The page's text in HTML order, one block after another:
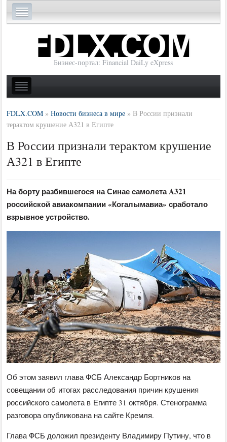
Бизнес-портал: Financial DaiLy eXpress
FDLX.COM »Новости бизнеса в мире »В России признали
терактом крушение А321 в Египте
В России признали терактом крушение
А321 в Египте
На борту разбившегося на Синае самолета A321
российской авиакомпании «Когалымавиа» сработало
взрывное устройство.
Об этом заявил глава ФСБ Александр Бортников на
совещании об итогах расследования причин крушения
российского самолета в Египте 31 октября. Стенограмма
разговора опубликована на сайте Кремля.
Глава ФСБ доложил президенту Владимиру Путину, что в